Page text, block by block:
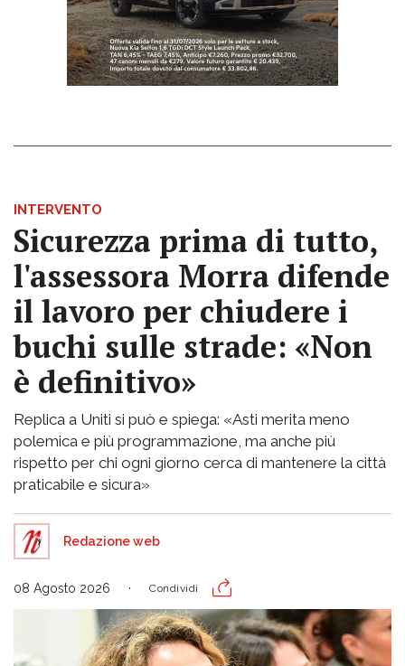
INTERVENTO
Sicurezza prima di tutto,
l'assessora Morra difende
il lavoro per chiudere i
buchi sulle strade: «Non
è definitivo»
Replica a Uniti si può e spiega: «Asti merita meno
polemica e più programmazione, ma anche più
rispetto per chi ogni giorno cerca di mantenere la città
praticabile e sicura»
Redazione web
08 Agosto 2026 Condividi